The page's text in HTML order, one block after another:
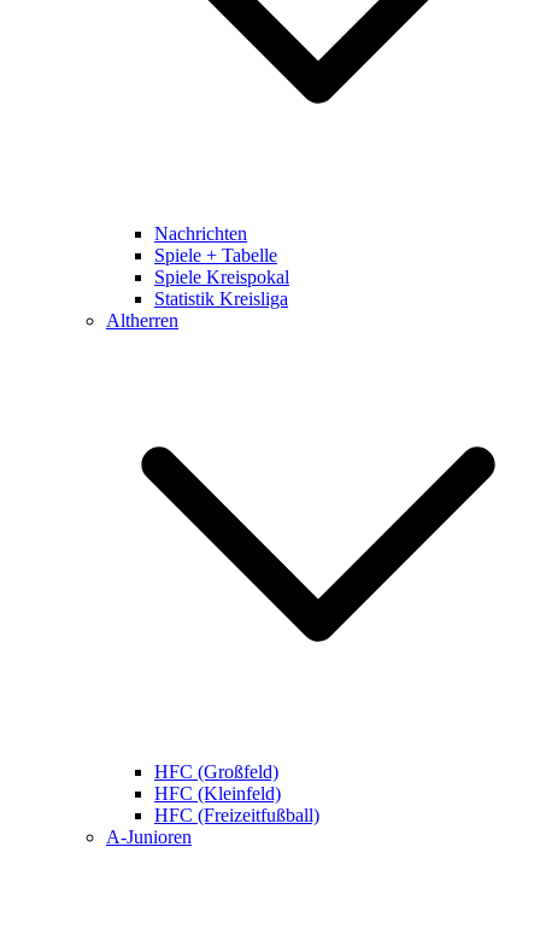
Nachrichten
Spiele + Tabelle
Spiele Kreispokal
Statistik Kreisliga
Altherren
HFC (Großfeld)
HFC (Kleinfeld)
HFC (Freizeitfußball)
A-Junioren